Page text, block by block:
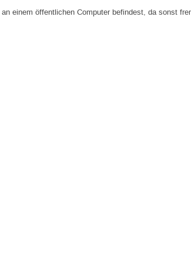
einem öffentlichen Computer befindest, da sonst